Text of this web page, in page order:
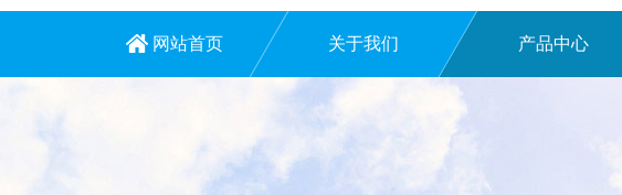
网站首页 关于我们 产品中心